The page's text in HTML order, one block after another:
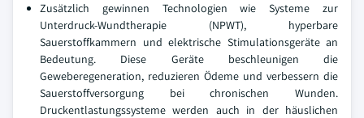
Zusätzlich gewinnen Technologien wie Systeme zur
Unterdruck-Wundtherapie (NPWT), hyperbare
Sauerstoffkammern und elektrische Stimulationsgeräte an
Bedeutung. Diese Geräte beschleunigen die
Geweberegeneration, reduzieren Ödeme und verbessern die
Sauerstoffversorgung bei chronischen Wunden.
Druckentlastungssysteme werden auch in der häuslichen